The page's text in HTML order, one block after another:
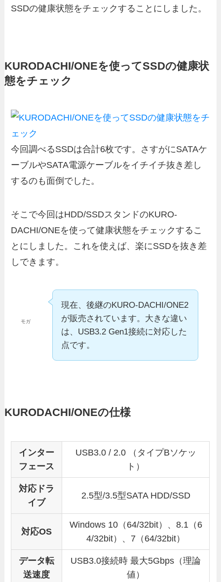
SSDの健康状態をチェックすることにしました。
KURODACHI/ONEを使ってSSDの健康状
態をチェック
今回調べるSSDは合計6枚です。さすがにSATAケ
ーブルやSATA電源ケーブルをイチイチ抜き差し
するのも面倒でした。
そこで今回はHDD/SSDスタンドのKURO-
DACHI/ONEを使って健康状態をチェックするこ
とにしました。これを使えば、楽にSSDを抜き差
しできます。
モガ
現在、後継のKURO-DACHI/ONE2
が販売されています。大きな違い
は、USB3.2 Gen1接続に対応した
点です。
KURODACHI/ONEの仕様
インター
フェース
USB3.0 / 2.0 （タイプBソケッ
ト）
対応ドラ
イブ
2.5型/3.5型SATA HDD/SSD
対応OS
Windows 10（64/32bit）、8.1（6
4/32bit）、7（64/32bit）
データ転
送速度
USB3.0接続時 最大5Gbps（理論
値）